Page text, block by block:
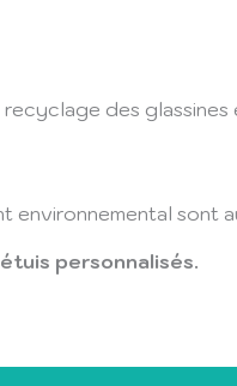
des
environnemental sont
personnalisés.